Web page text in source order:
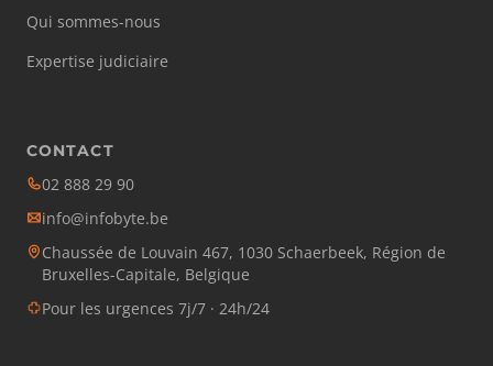
Qui sommes-nous
Expertise judiciaire
CONTACT
02 888 29 90
info@infobyte.be
Chaussée de Louvain 467, 1030 Schaerbeek, Région de
Bruxelles-Capitale, Belgique
Pour les urgences 7j/7 · 24h/24